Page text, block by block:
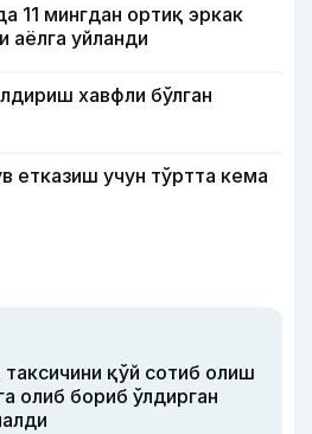
11 мингдан ортиқ эркак
аёлга уйланди
хавфли бўлган
етказиш учун тўртта кема
қўй сотиб олиш
олиб бориб ўлдирган